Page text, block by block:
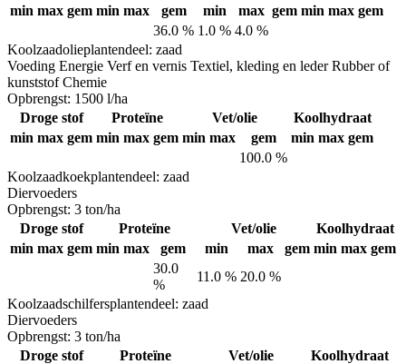
min max gem min max gem min max gem min max gem
36.0 % 1.0 % 4.0 %
Koolzaadolieplantendeel: zaad
Voeding Energie Verf en vernis Textiel, kleding en leder Rubber of
kunststof Chemie
Opbrengst: 1500 l/ha
Droge stof
Proteïne Vet/olie
Koolhydraat
min max gem min max gem min max gem min max gem
100.0 %
Koolzaadkoekplantendeel: zaad
Diervoeders
Opbrengst: 3 ton/ha
Droge stof
Proteïne Vet/olie
Koolhydraat
min max gem min max gem min max gem min max gem
30.0
%
11.0 % 20.0 %
Koolzaadschilfersplantendeel: zaad
Diervoeders
Opbrengst: 3 ton/ha
Droge stof
Proteïne Vet/olie
Koolhydraat